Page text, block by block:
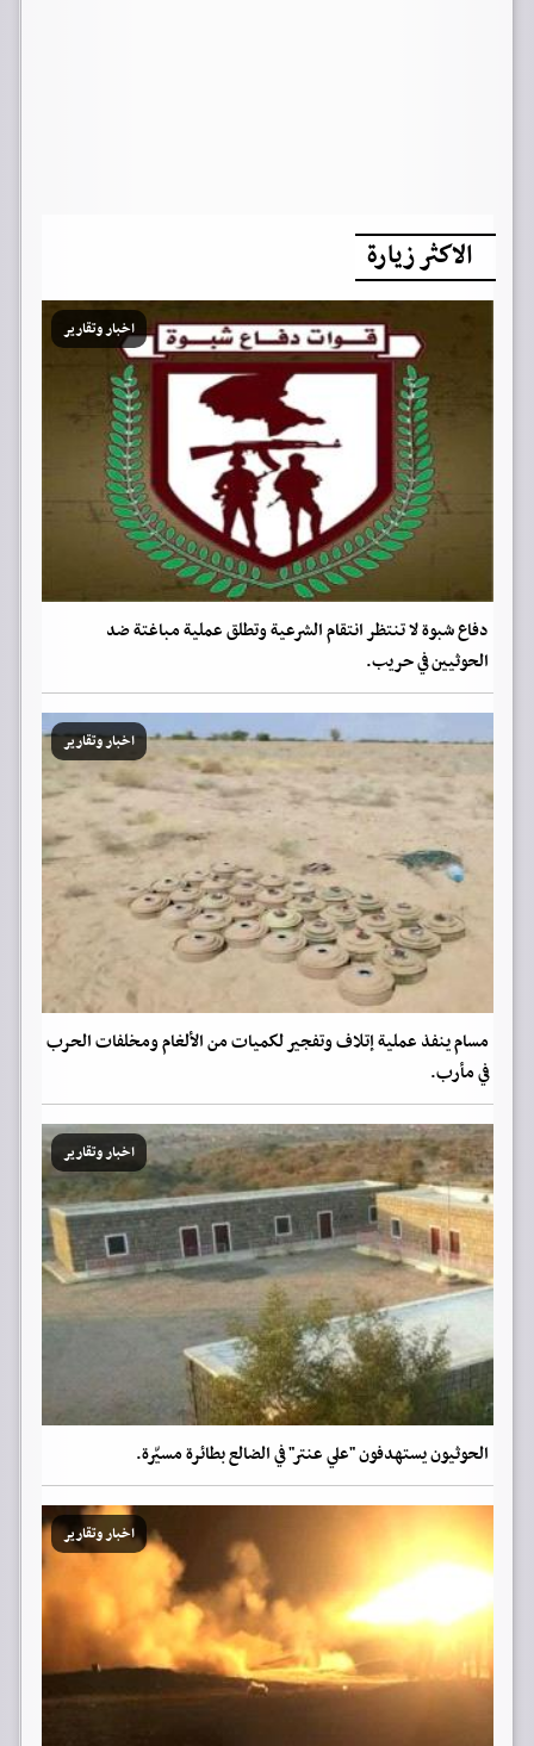
الاكثر زيارة
اخبار وتقارير
دفاع شبوة لا تنتظر انتقام الشرعية وتطلق عملية مباغتة ضد
الحوثيين في حريب.
اخبار وتقارير
مسام ينفذ عملية إتلاف وتفجير لكميات من الألغام ومخلفات الحرب
في مأرب.
اخبار وتقارير
الحوثيون يستهدفون "علي عنتر" في الضالع بطائرة مسيّرة.
اخبار وتقارير